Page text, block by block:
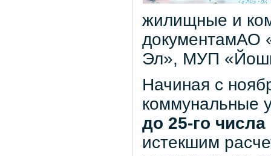
жилищные и
документамАО
Эл», МУП
Начиная с
коммунальные
до 25-го числа
истекшим